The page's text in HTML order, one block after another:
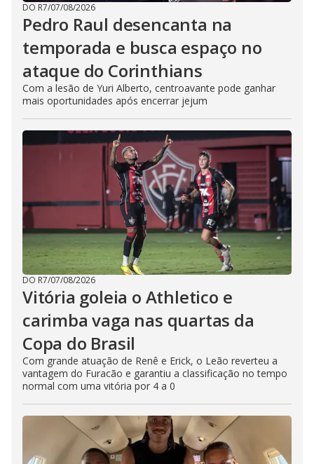
DO R7/07/08/2026
Pedro Raul desencanta na
temporada e busca espaço no
ataque do Corinthians
Com a lesão de Yuri Alberto, centroavante pode ganhar
mais oportunidades após encerrar jejum
DO R7/07/08/2026
Vitória goleia o Athletico e
carimba vaga nas quartas da
Copa do Brasil
Com grande atuação de Renê e Erick, o Leão reverteu a
vantagem do Furacão e garantiu a classificação no tempo
normal com uma vitória por 4 a 0